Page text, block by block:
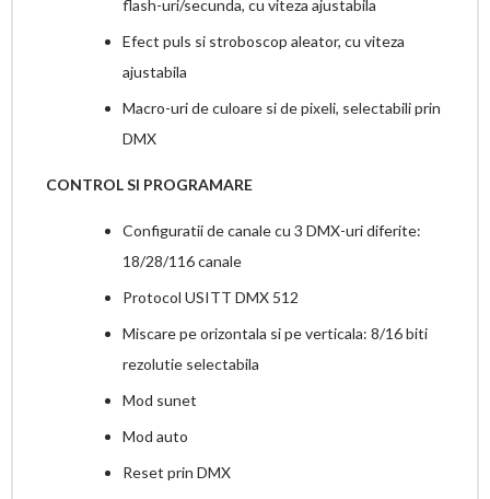
flash-uri/secunda, cu viteza ajustabila
Efect puls si stroboscop aleator, cu viteza
ajustabila
Macro-uri de culoare si de pixeli, selectabili prin
DMX
CONTROL SI PROGRAMARE
Configuratii de canale cu 3 DMX-uri diferite:
18/28/116 canale
Protocol USITT DMX 512
Miscare pe orizontala si pe verticala: 8/16 biti
rezolutie selectabila
Mod sunet
Mod auto
Reset prin DMX